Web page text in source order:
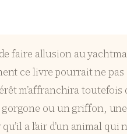
faire allusion au
ce livre pourrait ne
m’affranchira
ou un griffon,
a l’air d’un animal